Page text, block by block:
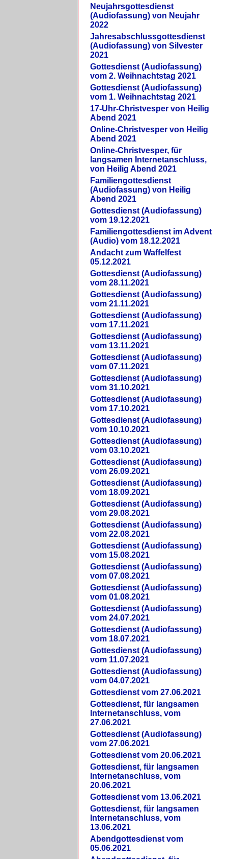
Neujahrsgottesdienst
(Audiofassung) von Neujahr
2022
Jahresabschlussgottesdienst
(Audiofassung) von Silvester
2021
Gottesdienst (Audiofassung)
vom 2. Weihnachtstag 2021
Gottesdienst (Audiofassung)
vom 1. Weihnachtstag 2021
17-Uhr-Christvesper von Heilig
Abend 2021
Online-Christvesper von Heilig
Abend 2021
Online-Christvesper, für
langsamen Internetanschluss,
von Heilig Abend 2021
Familiengottesdienst
(Audiofassung) von Heilig
Abend 2021
Gottesdienst (Audiofassung)
vom 19.12.2021
Familiengottesdienst im Advent
(Audio) vom 18.12.2021
Andacht zum Waffelfest
05.12.2021
Gottesdienst (Audiofassung)
vom 28.11.2021
Gottesdienst (Audiofassung)
vom 21.11.2021
Gottesdienst (Audiofassung)
vom 17.11.2021
Gottesdienst (Audiofassung)
vom 13.11.2021
Gottesdienst (Audiofassung)
vom 07.11.2021
Gottesdienst (Audiofassung)
vom 31.10.2021
Gottesdienst (Audiofassung)
vom 17.10.2021
Gottesdienst (Audiofassung)
vom 10.10.2021
Gottesdienst (Audiofassung)
vom 03.10.2021
Gottesdienst (Audiofassung)
vom 26.09.2021
Gottesdienst (Audiofassung)
vom 18.09.2021
Gottesdienst (Audiofassung)
vom 29.08.2021
Gottesdienst (Audiofassung)
vom 22.08.2021
Gottesdienst (Audiofassung)
vom 15.08.2021
Gottesdienst (Audiofassung)
vom 07.08.2021
Gottesdienst (Audiofassung)
vom 01.08.2021
Gottesdienst (Audiofassung)
vom 24.07.2021
Gottesdienst (Audiofassung)
vom 18.07.2021
Gottesdienst (Audiofassung)
vom 11.07.2021
Gottesdienst (Audiofassung)
vom 04.07.2021
Gottesdienst vom 27.06.2021
Gottesdienst, für langsamen
Internetanschluss, vom
27.06.2021
Gottesdienst (Audiofassung)
vom 27.06.2021
Gottesdienst vom 20.06.2021
Gottesdienst, für langsamen
Internetanschluss, vom
20.06.2021
Gottesdienst vom 13.06.2021
Gottesdienst, für langsamen
Internetanschluss, vom
13.06.2021
Abendgottesdienst vom
05.06.2021